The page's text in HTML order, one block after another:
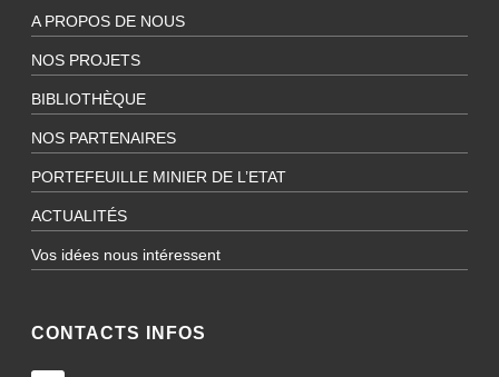
A PROPOS DE NOUS
NOS PROJETS
BIBLIOTHÈQUE
NOS PARTENAIRES
PORTEFEUILLE MINIER DE L’ETAT
ACTUALITÉS
Vos idées nous intéressent
CONTACTS INFOS